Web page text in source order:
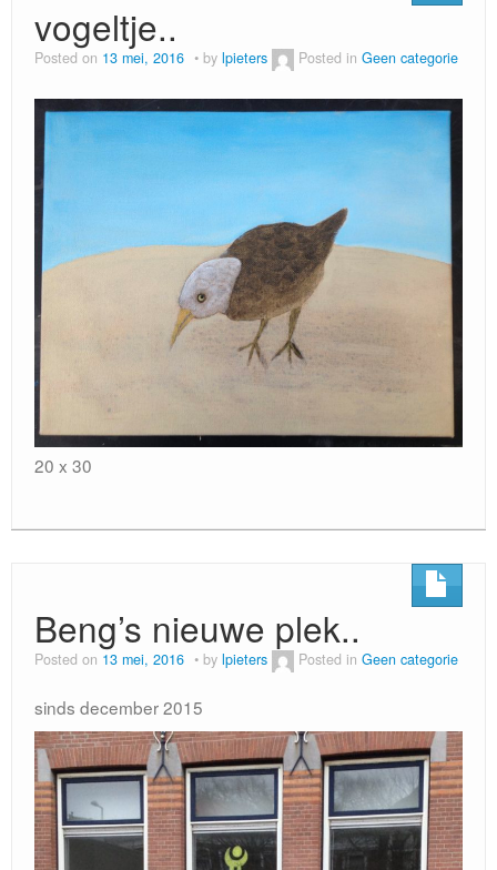
Kijken
vogeltje..
Posted on 13 mei, 2016 by lpieters Posted in Geen categorie
20 x 30
Beng’s nieuwe plek..
Posted on 13 mei, 2016 by lpieters Posted in Geen categorie
sinds december 2015